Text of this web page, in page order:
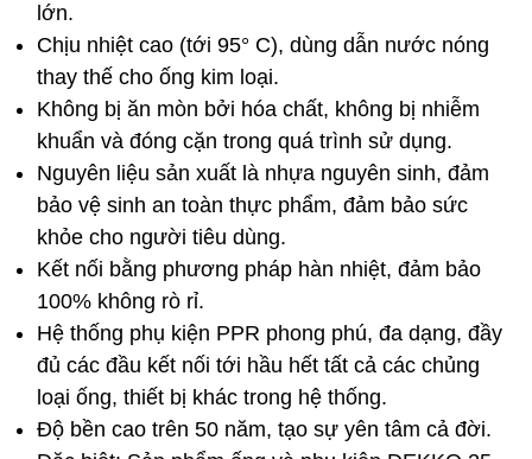
lớn.
Chịu nhiệt cao (tới 95° C), dùng dẫn nước nóng
thay thế cho ống kim loại.
Không bị ăn mòn bởi hóa chất, không bị nhiễm
khuẩn và đóng cặn trong quá trình sử dụng.
Nguyên liệu sản xuất là nhựa nguyên sinh, đảm
bảo vệ sinh an toàn thực phẩm, đảm bảo sức
khỏe cho người tiêu dùng.
Kết nối bằng phương pháp hàn nhiệt, đảm bảo
100% không rò rỉ.
Hệ thống phụ kiện PPR phong phú, đa dạng, đầy
đủ các đầu kết nối tới hầu hết tất cả các chủng
loại ống, thiết bị khác trong hệ thống.
Độ bền cao trên 50 năm, tạo sự yên tâm cả đời.